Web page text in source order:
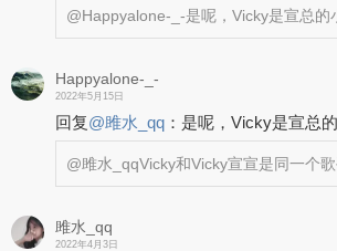
@Happyalone-_-是呢，Vicky是宣总的
Happyalone-_-
2022年5月15日
回复@雎水_qq ： 是呢，Vicky是宣总
@雎水_qqVicky和Vicky宣宣是同一个
雎水_qq
2022年4月3日